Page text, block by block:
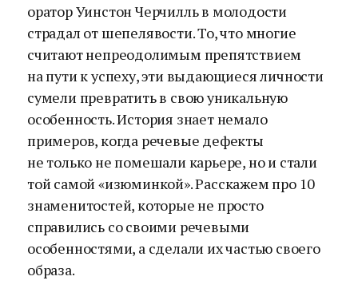
оратор Уинстон Черчилль в молодости
страдал от шепелявости. То, что многие
считают непреодолимым препятствием
на пути к успеху, эти выдающиеся личности
сумели превратить в свою уникальную
особенность. История знает немало
примеров, когда речевые дефекты
не только не помешали карьере, но и стали
той самой «изюминкой». Расскажем про 10
знаменитостей, которые не просто
справились со своими речевыми
особенностями, а сделали их частью своего
образа.